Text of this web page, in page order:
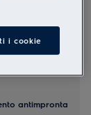
antimpronta
i cookie